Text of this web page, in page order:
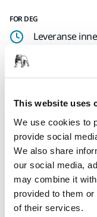
This website uses
We use cookies to
provide social
We also share
our social media,
may combine it
provided to them
of their services.
FOR DEG
Leveranse
Spore pakken
Støttebøyle for mer